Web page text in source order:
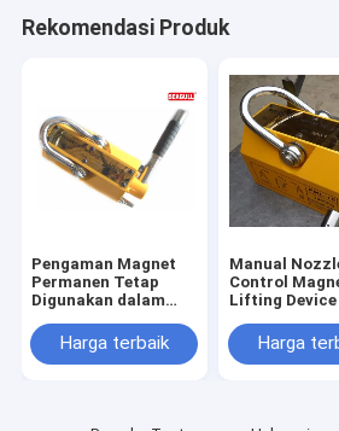
Rekomendasi Produk
Pengaman Magnet
Permanen Tetap
Digunakan dalam
Mengangkat
Kekuatan 5000 KGF
Harga terbaik
Manual
Control
Lifting Device
Materials
Harga